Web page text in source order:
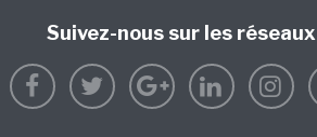
Suivez-nous sur les réseaux